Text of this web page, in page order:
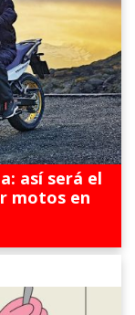
así será el
motos en